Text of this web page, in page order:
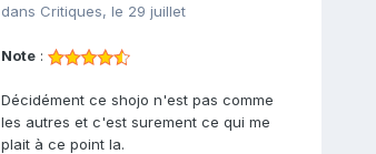
dans Critiques, le 29 juillet
Note:
Décidément ce shojo n'est pas comme
les autres et c'est surement ce qui me
plait à ce point la.